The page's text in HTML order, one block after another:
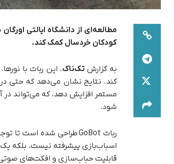
کودکان خردسال کمک کند.
به گزارشتک‌ناک، این ربات با
مستمر افزایش دهد، که می‌تواند در
شود.
اسباب‌بازی پیشرفته نیست، بلکه
قابلیت حباب‌سازی و افکت‌های